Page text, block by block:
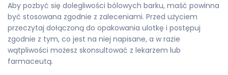
Aby pozbyć się dolegliwości bólowych barku, maść powinna
być stosowana zgodnie z zaleceniami. Przed użyciem
przeczytaj dołączoną do opakowania ulotkę i postępuj
zgodnie z tym, co jest na niej napisane, a w razie
wątpliwości możesz skonsultować z lekarzem lub
farmaceutą.